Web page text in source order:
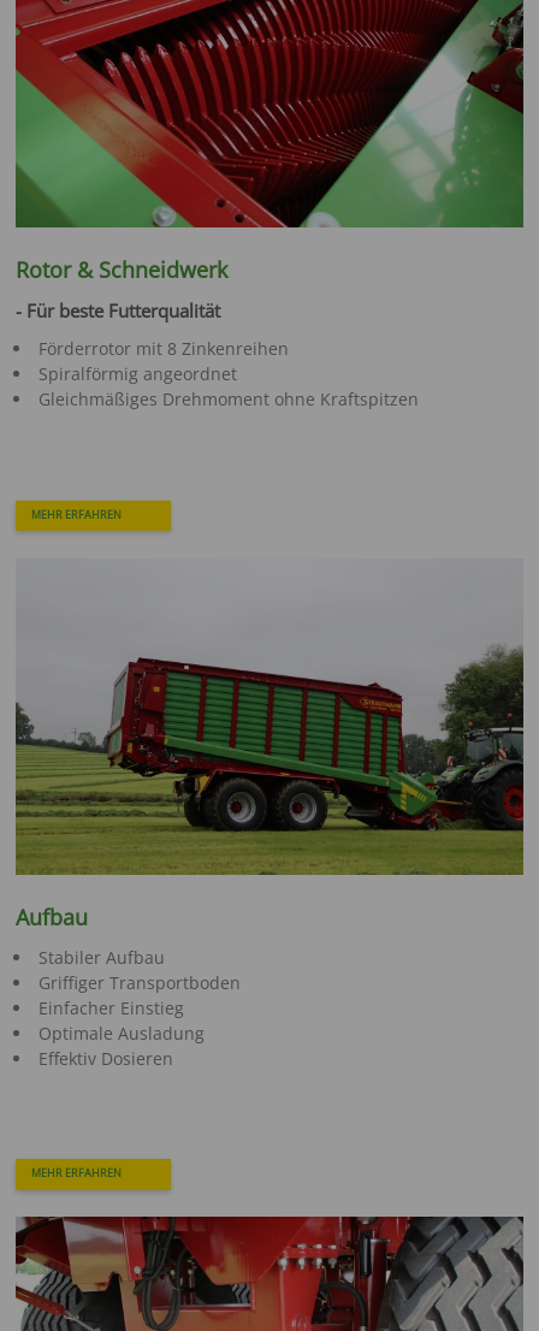
Rotor & Schneidwerk
- Für beste Futterqualität
Förderrotor mit 8 Zinkenreihen
Spiralförmig angeordnet
Gleichmäßiges Drehmoment ohne Kraftspitzen
MEHR ERFAHREN
Aufbau
Stabiler Aufbau
Griffiger Transportboden
Einfacher Einstieg
Optimale Ausladung
Effektiv Dosieren
MEHR ERFAHREN